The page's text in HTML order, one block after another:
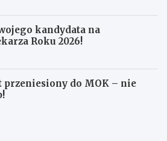
kandydata na
Roku 2026!
przeniesiony do MOK – nie